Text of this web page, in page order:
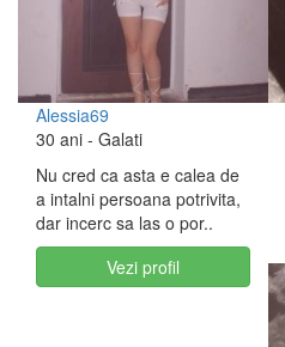
Alessia69
30 ani - Galati
Nu cred ca asta e calea de
a intalni persoana potrivita,
dar incerc sa las o por..
Vezi profil